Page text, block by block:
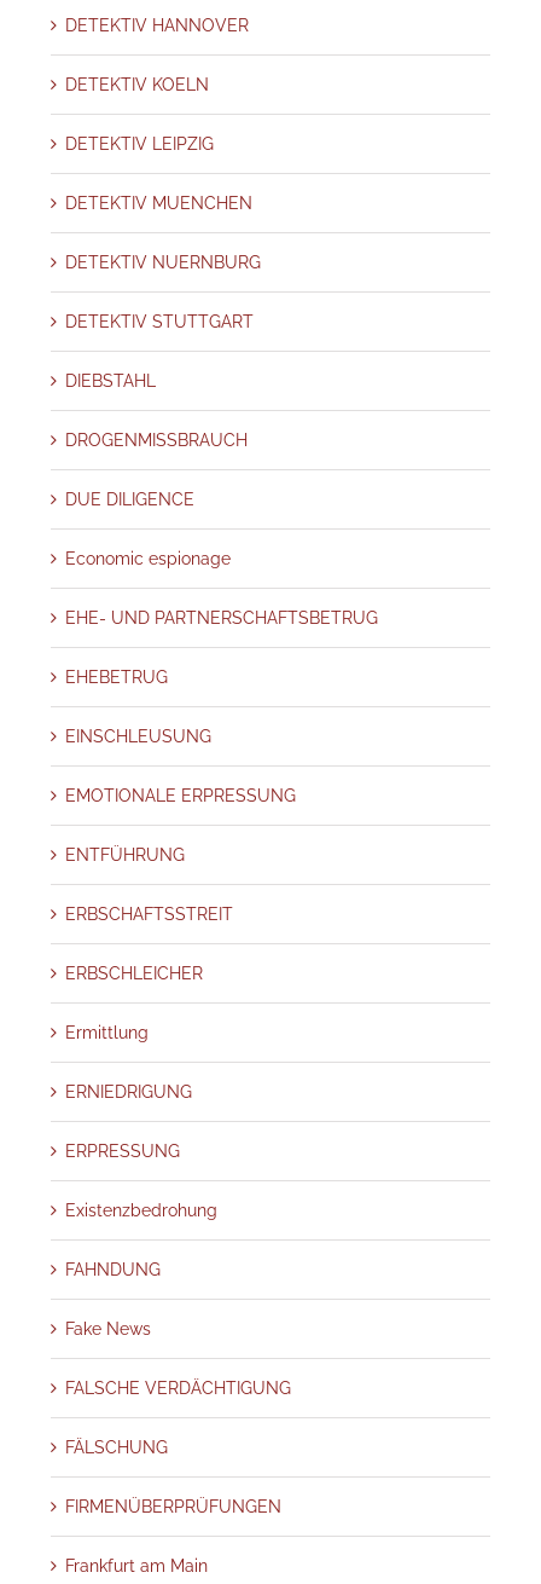
DETEKTIV HANNOVER
DETEKTIV KOELN
DETEKTIV LEIPZIG
DETEKTIV MUENCHEN
DETEKTIV NUERNBURG
DETEKTIV STUTTGART
DIEBSTAHL
DROGENMISSBRAUCH
DUE DILIGENCE
Economic espionage
EHE- UND PARTNERSCHAFTSBETRUG
EHEBETRUG
EINSCHLEUSUNG
EMOTIONALE ERPRESSUNG
ENTFÜHRUNG
ERBSCHAFTSSTREIT
ERBSCHLEICHER
Ermittlung
ERNIEDRIGUNG
ERPRESSUNG
Existenzbedrohung
FAHNDUNG
Fake News
FALSCHE VERDÄCHTIGUNG
FÄLSCHUNG
FIRMENÜBERPRÜFUNGEN
Frankfurt am Main